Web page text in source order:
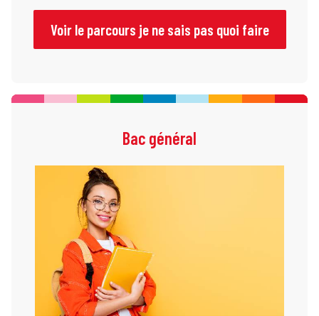
Voir le parcours je ne sais pas quoi faire
Bac général